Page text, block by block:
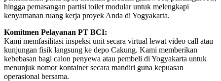
hingga pemasangan partisi toilet modular untuk melengkapi
kenyamanan ruang kerja proyek Anda di Yogyakarta.
Komitmen Pelayanan PT BCI:
Kami memfasilitasi inspeksi unit secara virtual lewat video call atau
kunjungan fisik langsung ke depo Cakung. Kami memberikan
kebebasan bagi calon penyewa atau pembeli di Yogyakarta untuk
menunjuk nomor kontainer secara mandiri guna kepuasan
operasional bersama.